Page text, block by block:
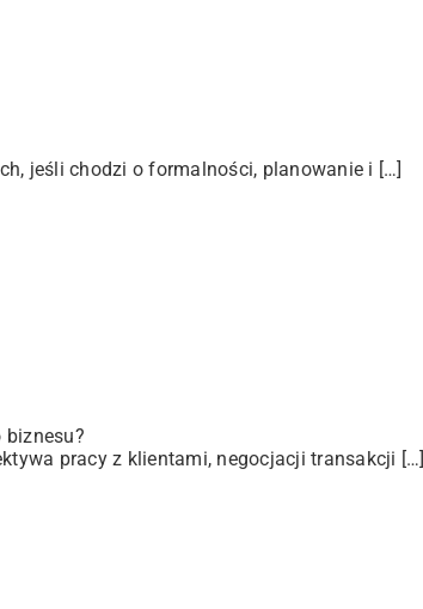
jeśli chodzi o formalności, planowanie i […]
biznesu?
pracy z klientami, negocjacji transakcji […]